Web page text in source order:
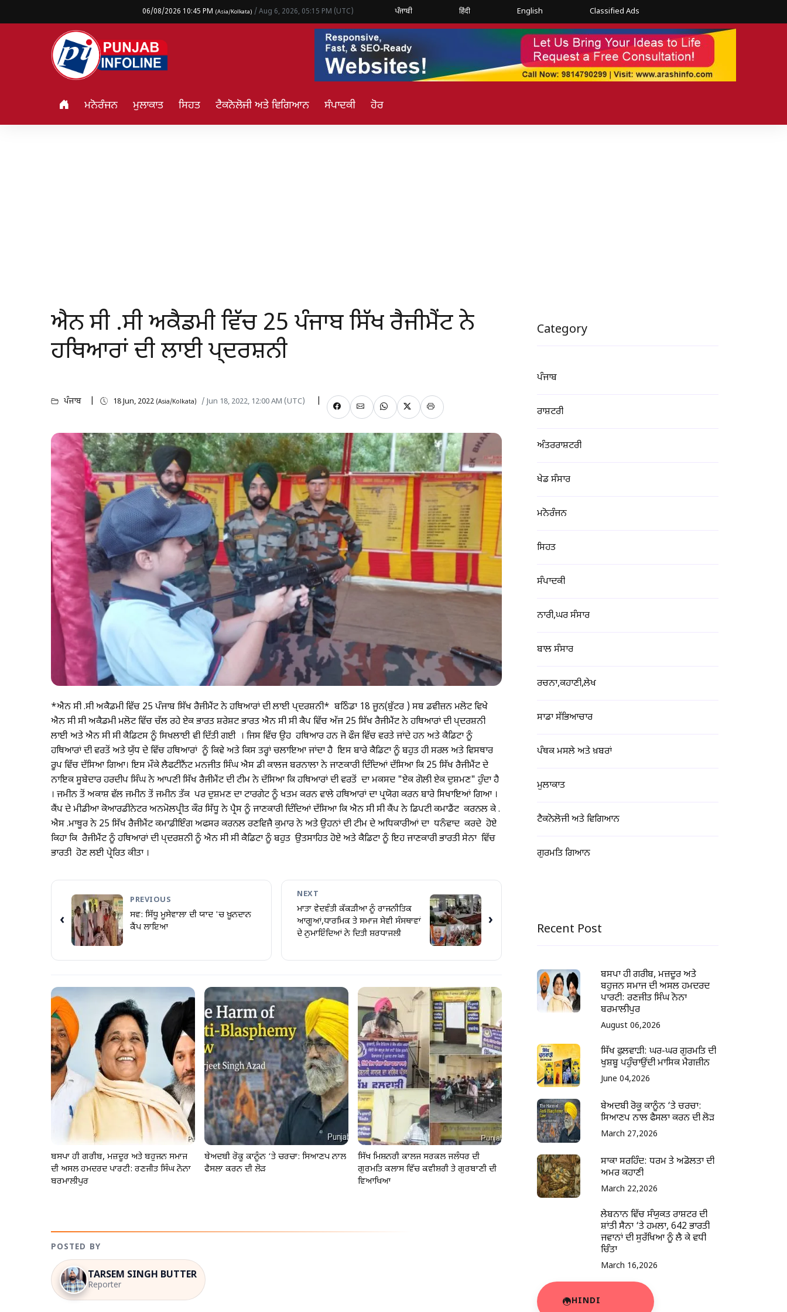
06/08/2026 10:45 PM (Asia/Kolkata) / Aug 6, 2026, 05:15 PM (UTC) ਪੰਜਾਬੀ हिंदी English Classified Ads
ਮਨੋਰੰਜਨ ਮੁਲਾਕਾਤ ਸਿਹਤ ਟੈਕਨੋਲੋਜੀ ਅਤੇ ਵਿਗਿਆਨ ਸੰਪਾਦਕੀ ਹੋਰ
ਐਨ ਸੀ .ਸੀ ਅਕੈਡਮੀ ਵਿੱਚ 25 ਪੰਜਾਬ ਸਿੱਖ ਰੈਜੀਮੈਂਟ ਨੇ
ਹਥਿਆਰਾਂ ਦੀ ਲਾਈ ਪ੍ਦਰਸ਼ਨੀ
ਪੰਜਾਬ 18 Jun, 2022 (Asia/Kolkata) / Jun 18, 2022, 12:00 AM (UTC)
*ਐਨ ਸੀ .ਸੀ ਅਕੈਡਮੀ ਵਿੱਚ 25 ਪੰਜਾਬ ਸਿੱਖ ਰੈਜੀਮੈਂਟ ਨੇ ਹਥਿਆਰਾਂ ਦੀ ਲਾਈ ਪ੍ਦਰਸ਼ਨੀ* ਬਠਿੰਡਾ 18 ਜੂਨ(ਬੁੱਟਰ ) ਸਬ ਡਵੀਜ਼ਨ ਮਲੋਟ ਵਿਖੇ
ਐਨ ਸੀ ਸੀ ਅਕੈਡਮੀ ਮਲੋਟ ਵਿੱਚ ਚੱਲ ਰਹੇ ਏਕ ਭਾਰਤ ਸ਼ਰੇਸ਼ਟ ਭਾਰਤ ਐਨ ਸੀ ਸੀ ਕੈਪ ਵਿੱਚ ਅੱਜ 25 ਸਿੱਖ ਰੈਜੀਮੈਂਟ ਨੇ ਹਥਿਆਰਾਂ ਦੀ ਪ੍ਦਰਸ਼ਨੀ
ਲਾਈ ਅਤੇ ਐਨ ਸੀ ਸੀ ਕੈਡਿਟਸ ਨੂੰ ਸਿਖਲਾਈ ਵੀ ਦਿੱਤੀ ਗਈ । ਜਿਸ ਵਿੱਚ ਉਹ ਹਥਿਆਰ ਹਨ ਜੋ ਫੌਜ ਵਿੱਚ ਵਰਤੇ ਜਾਂਦੇ ਹਨ ਅਤੇ ਕੈਡਿਟਾ ਨੂੰ
ਹਥਿਆਰਾਂ ਦੀ ਵਰਤੋਂ ਅਤੇ ਯੁੱਧ ਦੇ ਵਿੱਚ ਹਥਿਆਰਾਂ ਨੂੰ ਕਿਵੇ ਅਤੇ ਕਿਸ ਤਰ੍ਹਾਂ ਚਲਾਇਆ ਜਾਂਦਾ ਹੈ ਇਸ ਬਾਰੇ ਕੈਡਿਟਾ ਨੂੰ ਬਹੁਤ ਹੀ ਸਰਲ ਅਤੇ ਵਿਸਥਾਰ
ਰੂਪ ਵਿੱਚ ਦੱਸਿਆ ਗਿਆ। ਇਸ ਮੌਕੇ ਲੈਫਟੀਨੈਂਟ ਮਨਜੀਤ ਸਿੰਘ ਐਸ ਡੀ ਕਾਲਜ ਬਰਨਾਲਾ ਨੇ ਜਾਣਕਾਰੀ ਦਿੰਦਿਆਂ ਦੱਸਿਆ ਕਿ 25 ਸਿੱਖ ਰੈਜੀਮੈਂਟ ਦੇ
ਨਾਇਕ ਸੂਬੇਦਾਰ ਹਰਦੀਪ ਸਿੰਘ ਨੇ ਆਪਣੀ ਸਿੱਖ ਰੈਜੀਮੈਂਟ ਦੀ ਟੀਮ ਨੇ ਦੱਸਿਆ ਕਿ ਹਥਿਆਰਾਂ ਦੀ ਵਰਤੋਂ ਦਾ ਮਕਸਦ "ਏਕ ਗੋਲੀ ਏਕ ਦੁਸ਼ਮਣ" ਹੁੰਦਾ ਹੈ
। ਜਮੀਨ ਤੋਂ ਅਕਾਸ਼ ਵੱਲ ਜਮੀਨ ਤੋਂ ਜਮੀਨ ਤੱਕ ਪਰ ਦੁਸ਼ਮਣ ਦਾ ਟਾਰਗੇਟ ਨੂੰ ਖਤਮ ਕਰਨ ਵਾਲੇ ਹਥਿਆਰਾਂ ਦਾ ਪ੍ਰਯੋਗ ਕਰਨ ਬਾਰੇ ਸਿਖਾਇਆਂ ਗਿਆ ।
ਕੈਂਪ ਦੇ ਮੀਡੀਆ ਕੋਆਰਡੀਨੇਟਰ ਅਨਮੋਲਪ੍ਰੀਤ ਕੌਰ ਸਿੱਧੂ ਨੇ ਪ੍ਰੈਸ ਨੂੰ ਜਾਣਕਾਰੀ ਦਿੰਦਿਆਂ ਦੱਸਿਆ ਕਿ ਐਨ ਸੀ ਸੀ ਕੈਂਪ ਨੇ ਡਿਪਟੀ ਕਮਾਡੈਂਟ ਕਰਨਲ ਕੇ .
ਐਸ .ਮਾਥੂਰ ਨੇ 25 ਸਿੱਖ ਰੈਜੀਮੈਂਟ ਕਮਾਡੀਇੰਗ ਅਫਸਰ ਕਰਨਲ ਰਣਵਿਜੈ ਕੁਮਾਰ ਨੇ ਅਤੇ ਉਹਨਾਂ ਦੀ ਟੀਮ ਦੇ ਅਧਿਕਾਰੀਆਂ ਦਾ ਧਨੰਵਾਦ ਕਰਦੇ ਹੋਏ
ਕਿਹਾ ਕਿ ਰੈਜੀਮੈਂਟ ਨੂੰ ਹਥਿਆਰਾਂ ਦੀ ਪ੍ਦਰਸ਼ਨੀ ਨੂੰ ਐਨ ਸੀ ਸੀ ਕੈਡਿਟਾ ਨੂੰ ਬਹੁਤ ਉਤਸਾਹਿਤ ਹੋਏ ਅਤੇ ਕੈਡਿਟਾ ਨੂੰ ਇਹ ਜਾਣਕਾਰੀ ਭਾਰਤੀ ਸੇਨਾ ਵਿੱਚ
ਭਾਰਤੀ ਹੋਣ ਲਈ ਪ੍ਰੇਰਿਤ ਕੀਤਾ ।
‹
PREVIOUS
ਸਵ: ਸਿੱਧੂ ਮੂਸੇਵਾਲਾ ਦੀ ਯਾਦ 'ਚ ਖ਼ੂਨਦਾਨ
ਕੈੰਪ ਲਾਇਆ
NEXT
ਮਾਤਾ ਵੇਦਵੰਤੀ ਕੱਕੜੀਆ ਨੂੰ ਰਾਜਨੀਤਿਕ
ਆਗੂਆਂ,ਧਾਰਮਿਕ ਤੇ ਸਮਾਜ ਸੇਵੀ ਸੰਸਥਾਵਾਂ
ਦੇ ਨੁਮਾਇੰਦਿਆਂ ਨੇ ਦਿਤੀ ਸ਼ਰਧਾਜਲੀ
›
ਬਸਪਾ ਹੀ ਗਰੀਬ, ਮਜ਼ਦੂਰ ਅਤੇ ਬਹੁਜਨ ਸਮਾਜ
ਦੀ ਅਸਲ ਹਮਦਰਦ ਪਾਰਟੀ: ਰਣਜੀਤ ਸਿੰਘ ਨੋਨਾ
ਬਰਮਾਲੀਪੁਰ
ਬੇਅਦਬੀ ਰੋਕੂ ਕਾਨੂੰਨ ‘ਤੇ ਚਰਚਾ: ਸਿਆਣਪ ਨਾਲ
ਫੈਸਲਾ ਕਰਨ ਦੀ ਲੋੜ
ਸਿੱਖ ਮਿਸ਼ਨਰੀ ਕਾਲਜ ਸਰਕਲ ਜਲੰਧਰ ਦੀ
ਗੁਰਮਤਿ ਕਲਾਸ ਵਿੱਚ ਕਵੀਸ਼ਰੀ ਤੇ ਗੁਰਬਾਣੀ ਦੀ
ਵਿਆਖਿਆ
POSTED BY
TARSEM SINGH BUTTER
Reporter
Category
ਪੰਜਾਬ
ਰਾਸ਼ਟਰੀ
ਅੰਤਰਰਾਸ਼ਟਰੀ
ਖੇਡ ਸੰਸਾਰ
ਮਨੋਰੰਜਨ
ਸਿਹਤ
ਸੰਪਾਦਕੀ
ਨਾਰੀ,ਘਰ ਸੰਸਾਰ
ਬਾਲ ਸੰਸਾਰ
ਰਚਨਾ,ਕਹਾਣੀ,ਲੇਖ
ਸਾਡਾ ਸੱਭਿਆਚਾਰ
ਪੰਥਕ ਮਸਲੇ ਅਤੇ ਖ਼ਬਰਾਂ
ਮੁਲਾਕਾਤ
ਟੈਕਨੋਲੋਜੀ ਅਤੇ ਵਿਗਿਆਨ
ਗੁਰਮਤਿ ਗਿਆਨ
Recent Post
ਬਸਪਾ ਹੀ ਗਰੀਬ, ਮਜ਼ਦੂਰ ਅਤੇ
ਬਹੁਜਨ ਸਮਾਜ ਦੀ ਅਸਲ ਹਮਦਰਦ
ਪਾਰਟੀ: ਰਣਜੀਤ ਸਿੰਘ ਨੋਨਾ
ਬਰਮਾਲੀਪੁਰ
August 06,2026
ਸਿੱਖ ਫੁਲਵਾੜੀ: ਘਰ-ਘਰ ਗੁਰਮਤਿ ਦੀ
ਖੁਸ਼ਬੂ ਪਹੁੰਚਾਉਂਦੀ ਮਾਸਿਕ ਮੈਗਜ਼ੀਨ
June 04,2026
ਬੇਅਦਬੀ ਰੋਕੂ ਕਾਨੂੰਨ ‘ਤੇ ਚਰਚਾ:
ਸਿਆਣਪ ਨਾਲ ਫੈਸਲਾ ਕਰਨ ਦੀ ਲੋੜ
March 27,2026
ਸਾਕਾ ਸਰਹਿੰਦ: ਧਰਮ ਤੇ ਅਡੋਲਤਾ ਦੀ
ਅਮਰ ਕਹਾਣੀ
March 22,2026
ਲੇਬਨਾਨ ਵਿੱਚ ਸੰਯੁਕਤ ਰਾਸ਼ਟਰ ਦੀ
ਸ਼ਾਂਤੀ ਸੈਨਾ ‘ਤੇ ਹਮਲਾ, 642 ਭਾਰਤੀ
ਜਵਾਨਾਂ ਦੀ ਸੁਰੱਖਿਆ ਨੂੰ ਲੈ ਕੇ ਵਧੀ
ਚਿੰਤਾ
March 16,2026
HINDI